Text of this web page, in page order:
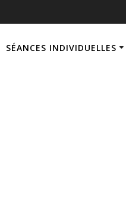
SÉANCES INDIVIDUELLES